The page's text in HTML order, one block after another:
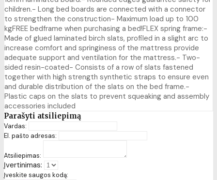
children.- Long bed boards are connected with a connector
to strengthen the construction- Maximum load up to 100
kgFREE bedframe when purchasing a bed!FLEX spring frame:-
Made of glued laminated birch slats, profiled in a slight arc to
increase comfort and springiness of the mattress provide
adequate support and ventilation for the mattress.- Two-
sided resin-coated- Consists of a row of slats fastened
together with high strength synthetic straps to ensure even
and durable distribution of the slats on the bed frame.-
Plastic caps on the slats to prevent squeaking and assembly
accessories included
Parašyti atsiliepimą
Vardas:
El. pašto adresas:
Atsiliepimas:
Įvertinimas:
Įveskite saugos kodą: